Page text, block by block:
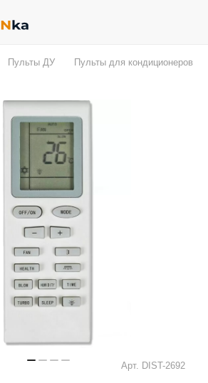
Пульты ДУ Пульты для кондиционеров
Арт. DIST-2692